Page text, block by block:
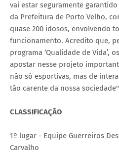
vai estar seguramente
da Prefeitura de Porto Velho,
quase 200 idosos, envolvendo
funcionamento. Acredito que,
programa ‘Qualidade de Vida’,
apostar nesse projeto
não só esportivas, mas de
tão carente da nossa
CLASSIFICAÇÃO
1º lugar - Equipe Guerreiros
Carvalho